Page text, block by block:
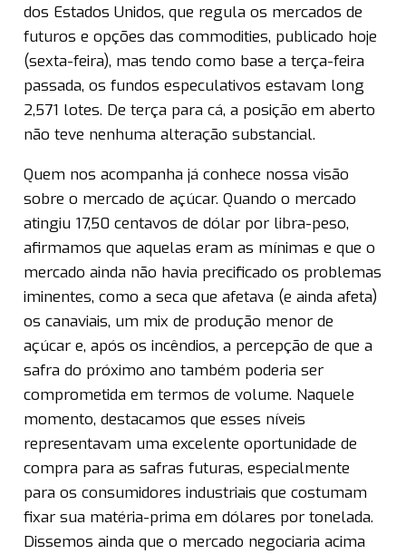
dos Estados Unidos, que regula os mercados de
futuros e opções das commodities, publicado hoje
(sexta-feira), mas tendo como base a terça-feira
passada, os fundos especulativos estavam long
2,571 lotes. De terça para cá, a posição em aberto
não teve nenhuma alteração substancial.
Quem nos acompanha já conhece nossa visão
sobre o mercado de açúcar. Quando o mercado
atingiu 17,50 centavos de dólar por libra-peso,
afirmamos que aquelas eram as mínimas e que o
mercado ainda não havia precificado os problemas
iminentes, como a seca que afetava (e ainda afeta)
os canaviais, um mix de produção menor de
açúcar e, após os incêndios, a percepção de que a
safra do próximo ano também poderia ser
comprometida em termos de volume. Naquele
momento, destacamos que esses níveis
representavam uma excelente oportunidade de
compra para as safras futuras, especialmente
para os consumidores industriais que costumam
fixar sua matéria-prima em dólares por tonelada.
Dissemos ainda que o mercado negociaria acima